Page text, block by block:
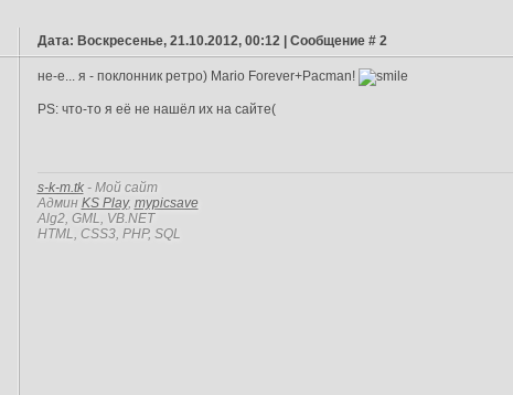
Дата: Воскресенье, 21.10.2012, 00:12 | Сообщение # 2
не-е... я - поклонник ретро) Mario Forever+Pacman!
PS: что-то я её не нашёл их на сайте(
s-k-m.tk- Мой сайт
Админ KS Play, mypicsave
Alg2, GML, VB.NET
HTML, CSS3, PHP, SQL